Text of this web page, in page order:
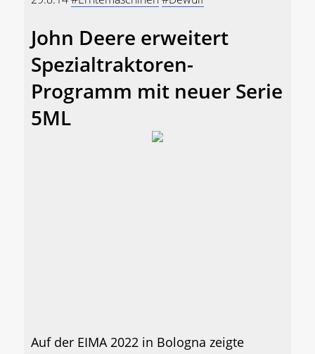
John Deere erweitert
Spezialtraktoren-
Programm mit neuer Serie
5ML
Auf der EIMA 2022 in Bologna zeigte